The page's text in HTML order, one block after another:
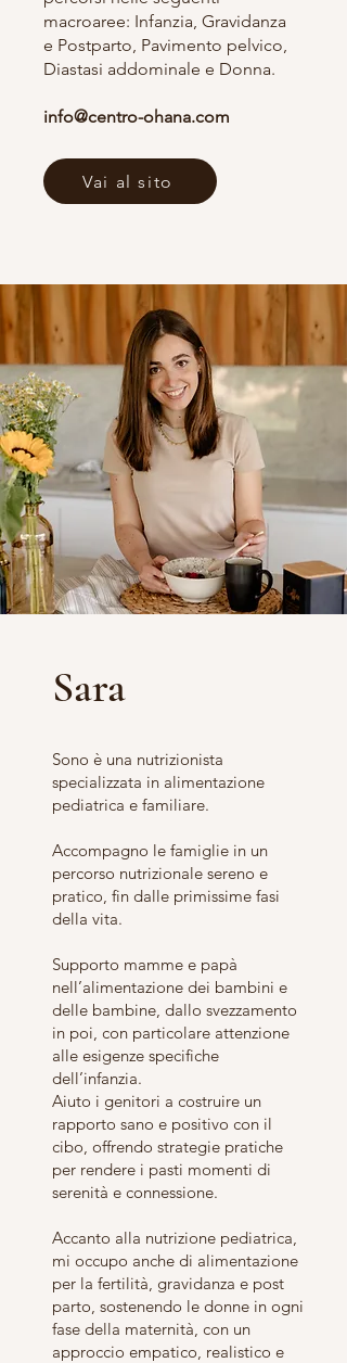
macroaree: Infanzia, Gravidanza
e Postparto, Pavimento pelvico,
Diastasi addominale e Donna.
info@centro-ohana.com
Vai al sito
Sara
Sono è una nutrizionista
specializzata in alimentazione
pediatrica e familiare.
Accompagno le famiglie in un
percorso nutrizionale sereno e
pratico, fin dalle primissime fasi
della vita.
Supporto mamme e papà
nell’alimentazione dei bambini e
delle bambine, dallo svezzamento
in poi, con particolare attenzione
alle esigenze specifiche
dell’infanzia.
Aiuto i genitori a costruire un
rapporto sano e positivo con il
cibo, offrendo strategie pratiche
per rendere i pasti momenti di
serenità e connessione.
Accanto alla nutrizione pediatrica,
mi occupo anche di alimentazione
per la fertilità, gravidanza e post
parto, sostenendo le donne in ogni
fase della maternità, con un
approccio empatico, realistico e